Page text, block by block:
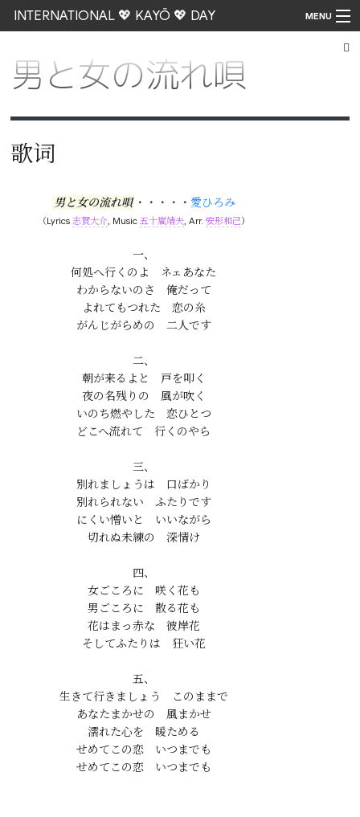
INTERNATIONAL 💖 KAYŌ 💖 DAY MENU
男と女の流れ唄
歌词
男と女の流れ唄 ・・・・・ 愛ひろみ
（Lyrics志賀大介, Music五十嵐靖夫, Arr.安形和己）
一、
何処へ行くのよ　ネェあなた
わからないのさ　俺だって
よれてもつれた　恋の糸
がんじがらめの　二人です
二、
朝が来るよと　戸を叩く
夜の名残りの　風が吹く
いのち燃やした　恋ひとつ
どこへ流れて　行くのやら
三、
別れましょうは　口ばかり
別れられない　ふたりです
にくい憎いと　いいながら
切れぬ未練の　深情け
四、
女ごころに　咲く花も
男ごころに　散る花も
花はまっ赤な　彼岸花
そしてふたりは　狂い花
五、
生きて行きましょう　このままで
あなたまかせの　風まかせ
濡れた心を　暖ためる
せめてこの恋　いつまでも